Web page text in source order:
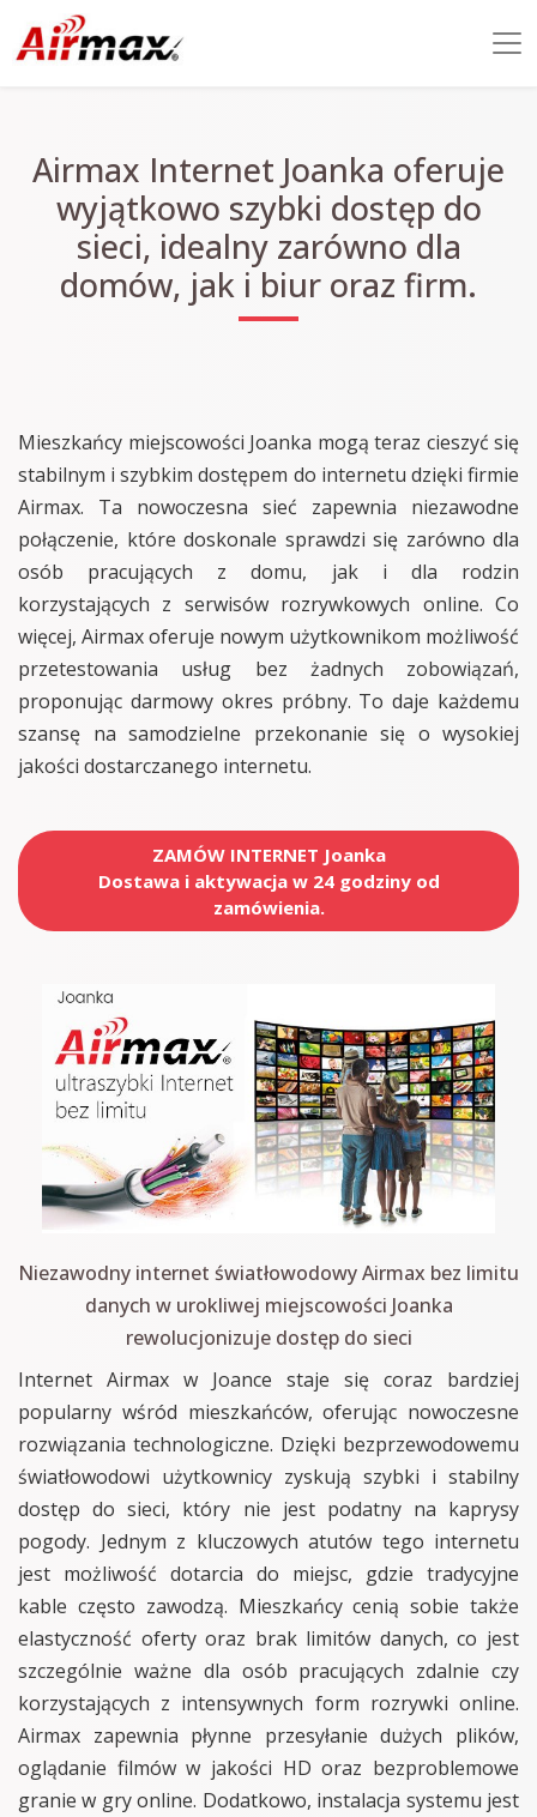
Airmax Internet Joanka oferuje
wyjątkowo szybki dostęp do
sieci, idealny zarówno dla
domów, jak i biur oraz firm.
Mieszkańcy miejscowości Joanka mogą teraz cieszyć się
stabilnym i szybkim dostępem do internetu dzięki firmie
Airmax. Ta nowoczesna sieć zapewnia niezawodne
połączenie, które doskonale sprawdzi się zarówno dla
osób pracujących z domu, jak i dla rodzin
korzystających z serwisów rozrywkowych online. Co
więcej, Airmax oferuje nowym użytkownikom możliwość
przetestowania usług bez żadnych zobowiązań,
proponując darmowy okres próbny. To daje każdemu
szansę na samodzielne przekonanie się o wysokiej
jakości dostarczanego internetu.
ZAMÓW INTERNET Joanka
Dostawa i aktywacja w 24 godziny od
zamówienia.
Niezawodny internet światłowodowy Airmax bez limitu
danych w urokliwej miejscowości Joanka
rewolucjonizuje dostęp do sieci
Internet Airmax w Joance staje się coraz bardziej
popularny wśród mieszkańców, oferując nowoczesne
rozwiązania technologiczne. Dzięki bezprzewodowemu
światłowodowi użytkownicy zyskują szybki i stabilny
dostęp do sieci, który nie jest podatny na kaprysy
pogody. Jednym z kluczowych atutów tego internetu
jest możliwość dotarcia do miejsc, gdzie tradycyjne
kable często zawodzą. Mieszkańcy cenią sobie także
elastyczność oferty oraz brak limitów danych, co jest
szczególnie ważne dla osób pracujących zdalnie czy
korzystających z intensywnych form rozrywki online.
Airmax zapewnia płynne przesyłanie dużych plików,
oglądanie filmów w jakości HD oraz bezproblemowe
granie w gry online. Dodatkowo, instalacja systemu jest